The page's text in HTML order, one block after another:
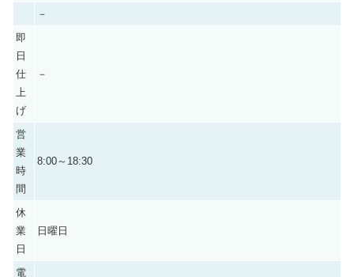
－
即
日
仕
上
げ
－
営
業
時
間
8:00～18:30
休
業
日
日曜日
電